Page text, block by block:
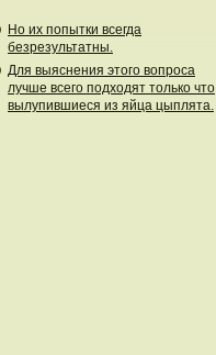
Но их попытки всегда
безрезультатны.
Для выяснения этого вопроса
лучше всего подходят только что
вылупившиеся из яйца цыплята.